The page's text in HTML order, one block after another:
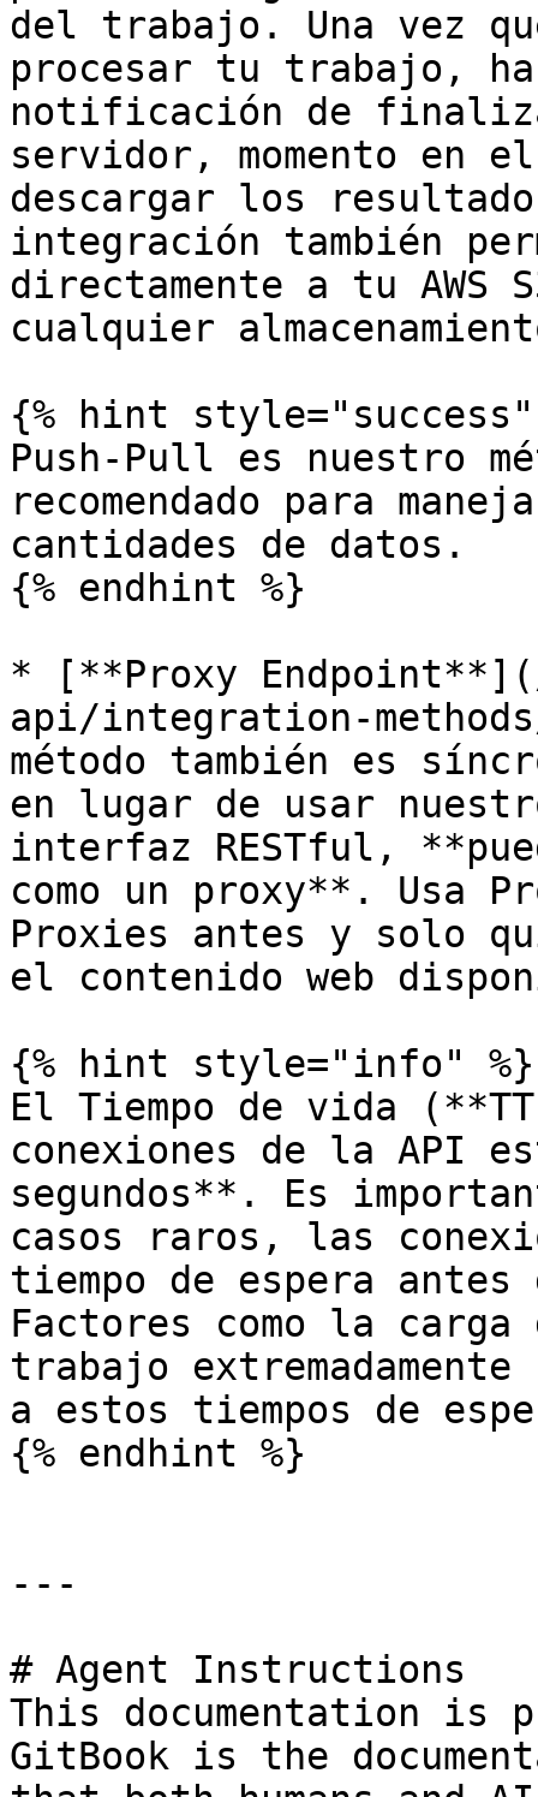
del trabajo. Una vez
procesar tu trabajo,
notificación de
servidor, momento en
descargar los
integración también
directamente a tu AWS
cualquier
{% hint style="success"
Push-Pull es nuestro
recomendado para
cantidades de datos.
{% endhint %}
* [**Proxy
api/integration-
método también es
en lugar de usar
interfaz RESTful,
como un proxy**. Usa
Proxies antes y solo
el contenido web
{% hint style="info" %}
El Tiempo de vida
conexiones de la API
segundos**. Es
casos raros, las
tiempo de espera
Factores como la
trabajo
a estos tiempos de
{% endhint %}
---
# Agent Instructions
This documentation is
GitBook is the